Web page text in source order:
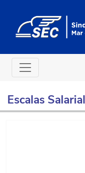
Escalas